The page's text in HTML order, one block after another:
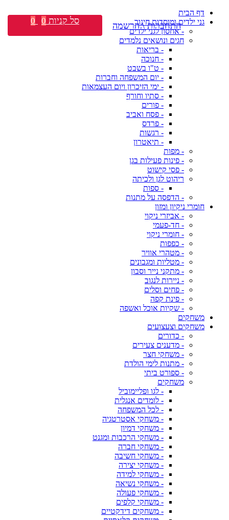
דף הבית
גני ילדים ומוסדות חינוך
- אחסון לגני ילדים
חגים ונושאים נלמדים
- בריאות
- חנוכה
- ט"ו בשבט
- יום המשפחה וחברות
- ימי הזיכרון ויום העצמאות
- סתיו וחורף
- פורים
- פסח ואביב
- פרדס
- רגשות
- תיאטרון
- מפות
- פינות פעילות בגן
- פסי קישוט
ריהוט לגן ולכיתה
- ספות
- הדפסה על מתנות
חומרי ניקיון ומזון
- אביזרי ניקוי
- חד-פעמי
- חומרי ניקוי
- כפפות
- מטהרי אוויר
- מטליות ומגבונים
- מתקני נייר וסבון
- ניירות לנגוב
- פחים וסלים
- פינת קפה
- שקיות אוכל ואשפה
משחקים
משחקים וצעצועים
- כדורים
- מדענים צעירים
- משחקי חצר
- מתנות לימי הולדת
- ספורט ביתי
משחקים
- לגו ופליימוביל
- לומדים אנגלית
- לכל המשפחה
- משחקי אסטרטגיה
- משחקי דמיון
- משחקי הרכבות ומגנט
- משחקי חברה
- משחקי חשיבה
- משחקי יצירה
- משחקי למידה
- משחקי נשיאה
- משחקי פעולה
- משחקי קלפים
- משחקים דידקטיים
התחברות \ הרשמה סל קניות 0
0